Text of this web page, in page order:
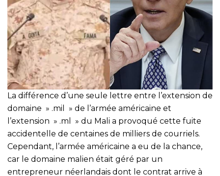
La différence d’une seule lettre entre l’extension de
domaine » .mil » de l’armée américaine et
l’extension » .ml » du Mali a provoqué cette fuite
accidentelle de centaines de milliers de courriels.
Cependant, l’armée américaine a eu de la chance,
car le domaine malien était géré par un
entrepreneur néerlandais dont le contrat arrive à